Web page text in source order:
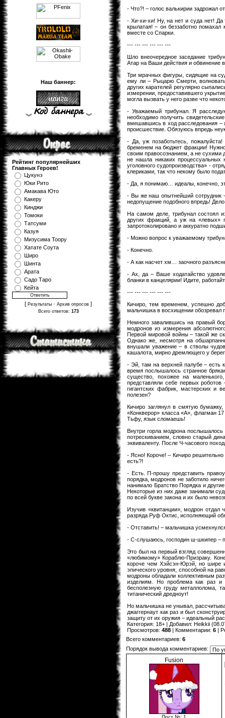
Наш баннер:
Рейтинг популярнейших
Главных Героев!
Цукунэ
Юки Рито
Амакава Юто
Какеру
Кинджи
Томоки
Татсуми
Казуя
Мизуcима Тоору
Хатате Соута
Широ
Шинта
Арата
Садо Таро
Кейта
[ Результаты · Архив опросов ]
Всего ответов: 173
- Что?! – голос валькирии задрожал
- Хи-хи-хи! Ну, на нет и суда нет!
крылатая! – он беззаботно
вместе со Спарки.
--- --- --- --- --- ---
Шло внеочередное заседание
Атар на Ваши действия и обвинение
Три мрачных фигуры, сидящие на
ему ли – Рыцарю Смерти,
других карателей регулярно
измерении, предоставившего
могла вызвать у него разве что
- Уважаемый трибунал. Я
необходимо получить
вмешавшись в ход расследования –
происшествие. Обязуюсь впредь
- Да, уж позаботьтесь,
бременем на бюджет фракции!
своим правосознанием, а не сухими
не нашла никаких процессуальных
уголовного судопроизводства» -
клериками, так что некому было
- Да, я понимаю… идеалы, конечно,
- Вы же наш опытнейший сотрудник
недопущение подобного впредь!
На самом деле, трибунал состоял
других фракций, а уж на «левых»
запротоколировано и аккуратно
- Можно вопрос к уважаемому
- Конечно.
- А как насчет хм… заочного
- Ах, да – Ваше ходатайство
бланки в канцелярии! Идите,
--- --- --- --- --- ---
Кичиро, тем временем, успешно
мальчишка в восхищении обозревал
Немного завалившись на правый
модронов из измерения
Первой мировой войны – такой же
Однако же, несмотря на
внушали уважение – в стволы
кашалота, мирно дремлющего у
- Эй, там на верхней палубе – есть
время послышалось странное
существо, похожее на
представляли себе первых
гигантских фабрик, мастерских и
полезен?
Кичиро заглянул в смятую
«Конкверор» класса «А», флагман
Тьфу, язык сломаешь!
Внутри горла модрона
потрескиванием, словно старый
эквиваленту. После Ч-часового
- Ясно! Короче! – Кичиро
есть?!
- Есть. П-прошу представить
порядка, модронов не заботило
нанимало Братство Порядка и
Некоторые из них даже занимали
по всей букве закона и их было
Изучив «квитанции», модрон отдал
разряда Руф Октис, исполняющий
- Отставить! – мальчишка
- С-слушаюсь, господин ш-шкипер –
Это был на первый взгляд
«любимому» Кораблю-Призраку.
короче чем Хэйсэн-Юрэй, но шире
эпического уровня, способной на
модроны обладали коллективным
изделиям. Но проблема как раз и
бесполезную груду металлолома,
титанический дредноут!
Но мальчишка не унывал,
джаггернаут как раз и был
защиту от их оружия – идеальный
Категория: 18+ | Добавил: Heikkii
Просмотров: 488 | Комментарии: 6 |
Всего комментариев: 6
Порядок вывода комментариев:
Fusion
Пост №: 1